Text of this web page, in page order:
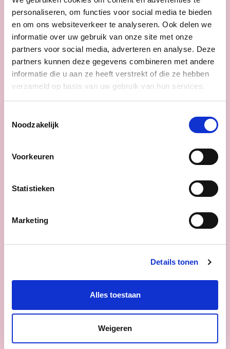
personaliseren, om functies voor social media te bieden
en om ons websiteverkeer te analyseren. Ook delen we
informatie over uw gebruik van onze site met onze
partners voor social media, adverteren en analyse. Deze
partners kunnen deze gegevens combineren met andere
informatie die u aan ze heeft verstrekt of die ze hebben
verzameld op basis van uw gebruik van hun services.
Noodzakelijk
Voorkeuren
Statistieken
Marketing
Details tonen
Alles toestaan
Weigeren
cd&v maakt het verschil
voor mantelzorgers: minder
drempels, meer
ondersteuning en meer
16/06/26
valt heel ons zorgsysteem in elkaar.
Als
mantelzorgers daarom niet alleen meer
erkenning en respect in woorden, maar